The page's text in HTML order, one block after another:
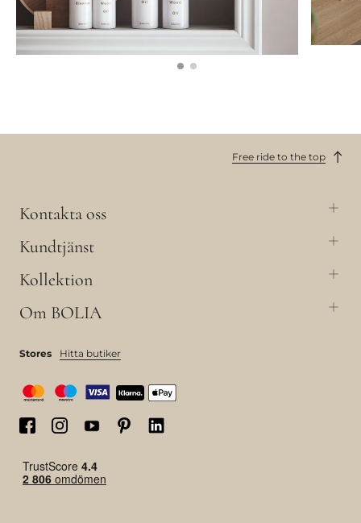
Free ride to the top
Kontakta oss
Kundtjänst
Kollektion
Om BOLIA
Stores Hitta butiker